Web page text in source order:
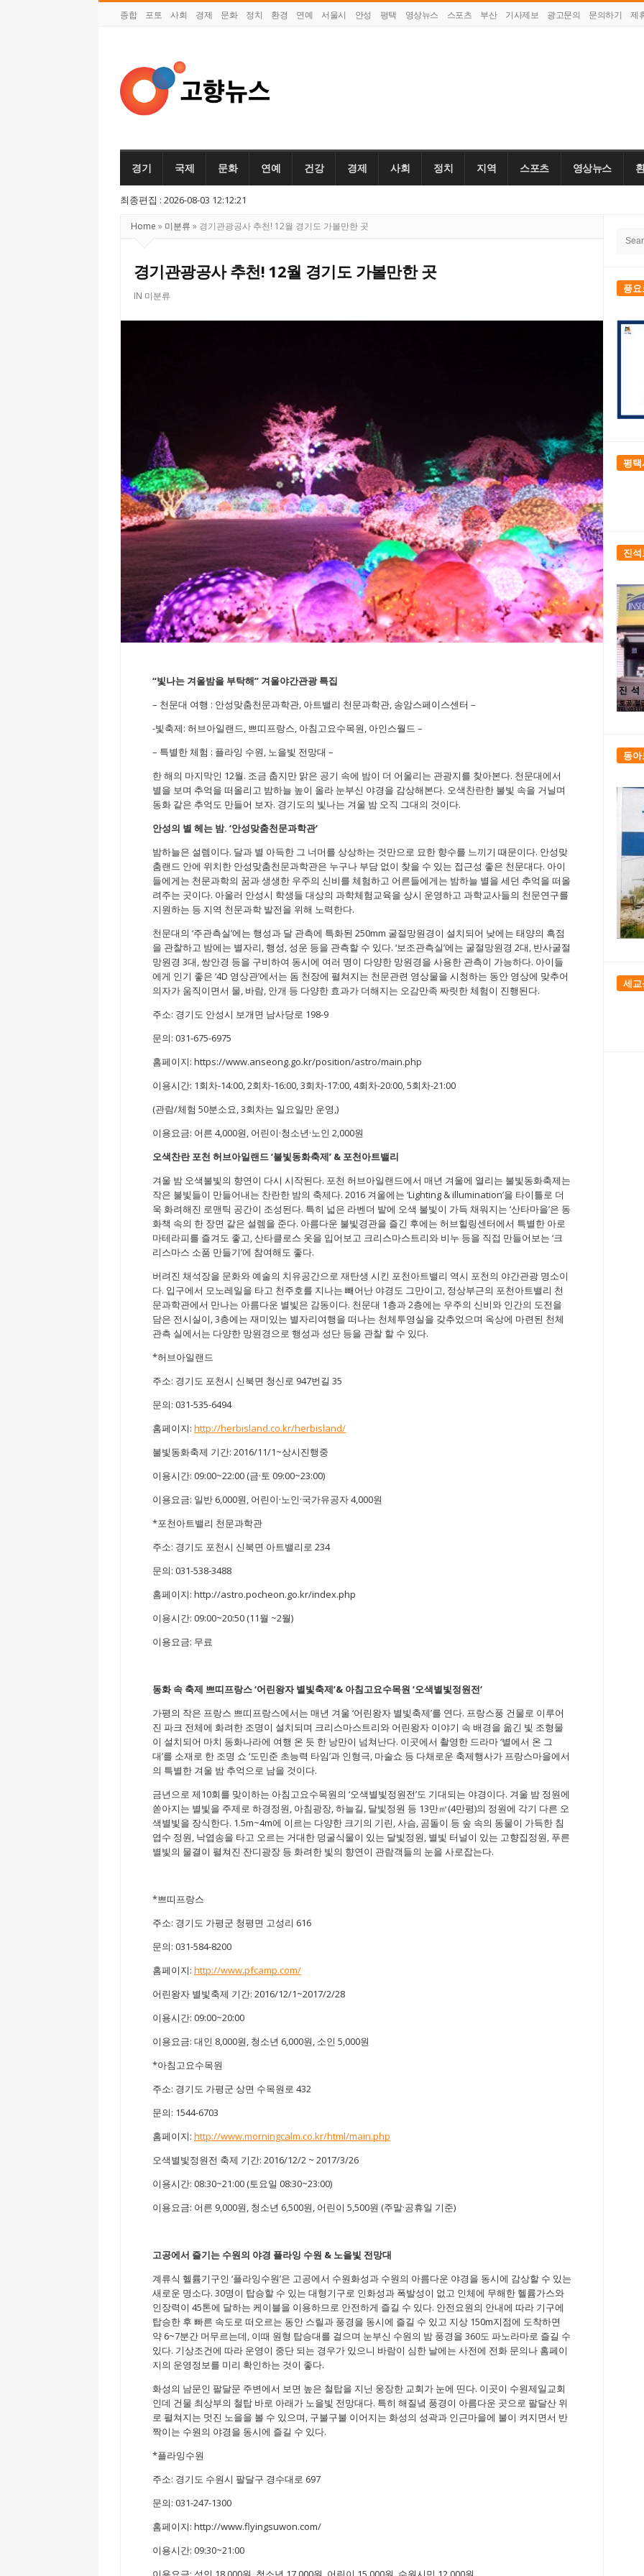
종합 포토 사회 경제 문화 정치 환경 연예 서울시 안성 평택 영상뉴스 스포츠 부산 기사제보 광고문의 문의하기 제
향
뉴
스
경기 국제 문화 연예 건강 경제 사회 정치 지역 스포츠 영상뉴스
최종편집 : 2026-08-03 12:12:21
Home » 미분류 » 경기관광공사 추천! 12월 경기도 가볼만한 곳
경기관광공사 추천! 12월 경기도 가볼만한 곳
IN 미분류
“빛나는 겨울밤을 부탁해” 겨울야간관광 특집
– 천문대 여행 : 안성맞춤천문과학관, 아트밸리 천문과학관, 송암스페이스센터 –
-빛축제: 허브아일랜드, 쁘띠프랑스, 아침고요수목원, 아인스월드 –
– 특별한 체험 : 플라잉 수원, 노을빛 전망대 –
한 해의 마지막인 12월. 조금 춥지만 맑은 공기 속에 밤이 더 어울리는 관광지를 찾아본다. 천문대에서
별을 보며 추억을 떠올리고 밤하늘 높이 올라 눈부신 야경을 감상해본다. 오색찬란한 불빛 속을 거닐며
동화 같은 추억도 만들어 보자. 경기도의 빛나는 겨울 밤 오직 그대의 것이다.
안성의 별 헤는 밤. ‘안성맞춤천문과학관‘
밤하늘은 설렘이다. 달과 별 아득한 그 너머를 상상하는 것만으로 묘한 향수를 느끼기 때문이다. 안성맞
춤랜드 안에 위치한 안성맞춤천문과학관은 누구나 부담 없이 찾을 수 있는 접근성 좋은 천문대다. 아이
들에게는 천문과학의 꿈과 생생한 우주의 신비를 체험하고 어른들에게는 밤하늘 별을 세던 추억을 떠올
려주는 곳이다. 아울러 안성시 학생들 대상의 과학체험교육을 상시 운영하고 과학교사들의 천문연구를
지원하는 등 지역 천문과학 발전을 위해 노력한다.
천문대의 ‘주관측실’에는 행성과 달 관측에 특화된 250mm 굴절망원경이 설치되어 낮에는 태양의 흑점
을 관찰하고 밤에는 별자리, 행성, 성운 등을 관측할 수 있다. ‘보조관측실’에는 굴절망원경 2대, 반사굴절
망원경 3대, 쌍안경 등을 구비하여 동시에 여러 명이 다양한 망원경을 사용한 관측이 가능하다. 아이들
에게 인기 좋은 ‘4D 영상관’에서는 돔 천장에 펼쳐지는 천문관련 영상물을 시청하는 동안 영상에 맞추어
의자가 움직이면서 물, 바람, 안개 등 다양한 효과가 더해지는 오감만족 짜릿한 체험이 진행된다.
주소: 경기도 안성시 보개면 남사당로 198-9
문의: 031-675-6975
홈페이지: https://www.anseong.go.kr/position/astro/main.php
이용시간: 1회차-14:00, 2회차-16:00, 3회차-17:00, 4회차-20:00, 5회차-21:00
(관람/체험 50분소요, 3회차는 일요일만 운영,)
이용요금: 어른 4,000원, 어린이·청소년·노인 2,000원
오색찬란 포천 허브아일랜드‘불빛동화축제’ & 포천아트밸리
겨울 밤 오색불빛의 향연이 다시 시작된다. 포천 허브아일랜드에서 매년 겨울에 열리는 불빛동화축제는
작은 불빛들이 만들어내는 찬란한 밤의 축제다. 2016 겨울에는 ‘Lighting & illumination’을 타이틀로 더
욱 화려해진 로맨틱 공간이 조성된다. 특히 넓은 라벤더 밭에 오색 불빛이 가득 채워지는 ‘산타마을’은 동
화책 속의 한 장면 같은 설렘을 준다. 아름다운 불빛경관을 즐긴 후에는 허브힐링센터에서 특별한 아로
마테라피를 즐겨도 좋고, 산타클로스 옷을 입어보고 크리스마스트리와 비누 등을 직접 만들어보는 ‘크
리스마스 소품 만들기’에 참여해도 좋다.
버려진 채석장을 문화와 예술의 치유공간으로 재탄생 시킨 포천아트밸리 역시 포천의 야간관광 명소이
다. 입구에서 모노레일을 타고 천주호를 지나는 빼어난 야경도 그만이고, 정상부근의 포천아트밸리 천
문과학관에서 만나는 아름다운 별빛은 감동이다. 천문대 1층과 2층에는 우주의 신비와 인간의 도전을
담은 전시실이, 3층에는 재미있는 별자리여행을 떠나는 천체투영실을 갖추었으며 옥상에 마련된 천체
관측 실에서는 다양한 망원경으로 행성과 성단 등을 관찰 할 수 있다.
*허브아일랜드
주소: 경기도 포천시 신북면 청신로 947번길 35
문의: 031-535-6494
홈페이지: http://herbisland.co.kr/herbisland/
불빛동화축제 기간: 2016/11/1~상시진행중
이용시간: 09:00~22:00 (금·토 09:00~23:00)
이용요금: 일반 6,000원, 어린이·노인·국가유공자 4,000원
*포천아트밸리 천문과학관
주소: 경기도 포천시 신북면 아트밸리로 234
문의: 031-538-3488
홈페이지: http://astro.pocheon.go.kr/index.php
이용시간: 09:00~20:50 (11월 ~2월)
이용요금: 무료
동화 속 축제 쁘띠프랑스‘어린왕자 별빛축제’& 아침고요수목원 ‘오색별빛정원전‘
가평의 작은 프랑스 쁘띠프랑스에서는 매년 겨울 ‘어린왕자 별빛축제’를 연다. 프랑스풍 건물로 이루어
진 파크 전체에 화려한 조명이 설치되며 크리스마스트리와 어린왕자 이야기 속 배경을 옮긴 빛 조형물
이 설치되어 마치 동화나라에 여행 온 듯 한 낭만이 넘쳐난다. 이곳에서 촬영한 드라마 ‘별에서 온 그
대’를 소재로 한 조명 쇼 ‘도민준 초능력 타임’과 인형극, 마술쇼 등 다채로운 축제행사가 프랑스마을에서
의 특별한 겨울 밤 추억으로 남을 것이다.
금년으로 제10회를 맞이하는 아침고요수목원의 ‘오색별빛정원전’도 기대되는 야경이다. 겨울 밤 정원에
쏟아지는 별빛을 주제로 하경정원, 아침광장, 하늘길, 달빛정원 등 13만㎡(4만평)의 정원에 각기 다른 오
색별빛을 장식한다. 1.5m~4m에 이르는 다양한 크기의 기린, 사슴, 곰돌이 등 숲 속의 동물이 가득한 침
엽수 정원, 낙엽송을 타고 오르는 거대한 덩굴식물이 있는 달빛정원, 별빛 터널이 있는 고향집정원, 푸른
별빛의 물결이 펼쳐진 잔디광장 등 화려한 빛의 향연이 관람객들의 눈을 사로잡는다.
*쁘띠프랑스
주소: 경기도 가평군 청평면 고성리 616
문의: 031-584-8200
홈페이지: http://www.pfcamp.com/
어린왕자 별빛축제 기간: 2016/12/1~2017/2/28
이용시간: 09:00~20:00
이용요금: 대인 8,000원, 청소년 6,000원, 소인 5,000원
*아침고요수목원
주소: 경기도 가평군 상면 수목원로 432
문의: 1544-6703
홈페이지: http://www.morningcalm.co.kr/html/main.php
오색별빛정원전 축제 기간: 2016/12/2 ~ 2017/3/26
이용시간: 08:30~21:00 (토요일 08:30~23:00)
이용요금: 어른 9,000원, 청소년 6,500원, 어린이 5,500원 (주말·공휴일 기준)
고공에서 즐기는 수원의 야경 플라잉 수원 & 노을빛 전망대
계류식 헬륨기구인 ‘플라잉수원’은 고공에서 수원화성과 수원의 아름다운 야경을 동시에 감상할 수 있는
새로운 명소다. 30명이 탑승할 수 있는 대형기구로 인화성과 폭발성이 없고 인체에 무해한 헬륨가스와
인장력이 45톤에 달하는 케이블을 이용하므로 안전하게 즐길 수 있다. 안전요원의 안내에 따라 기구에
탑승한 후 빠른 속도로 떠오르는 동안 스릴과 풍경을 동시에 즐길 수 있고 지상 150m지점에 도착하면
약 6~7분간 머무르는데, 이때 원형 탑승대를 걸으며 눈부신 수원의 밤 풍경을 360도 파노라마로 즐길 수
있다. 기상조건에 따라 운영이 중단 되는 경우가 있으니 바람이 심한 날에는 사전에 전화 문의나 홈페이
지의 운영정보를 미리 확인하는 것이 좋다.
화성의 남문인 팔달문 주변에서 보면 높은 철탑을 지닌 웅장한 교회가 눈에 띤다. 이곳이 수원제일교회
인데 건물 최상부의 철탑 바로 아래가 노을빛 전망대다. 특히 해질녘 풍경이 아름다운 곳으로 팔달산 위
로 펼쳐지는 멋진 노을을 볼 수 있으며, 구불구불 이어지는 화성의 성곽과 인근마을에 불이 켜지면서 반
짝이는 수원의 야경을 동시에 즐길 수 있다.
*플라잉수원
주소: 경기도 수원시 팔달구 경수대로 697
문의: 031-247-1300
홈페이지: http://www.flyingsuwon.com/
이용시간: 09:30~21:00
풍
평택
진
동
세